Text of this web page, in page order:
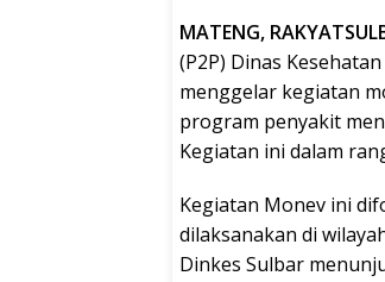
MATENG,
(P2P) Dinas
menggelar kegiatan
program penyakit
Kegiatan ini dalam
Kegiatan Monev ini
dilaksanakan di
Dinkes Sulbar